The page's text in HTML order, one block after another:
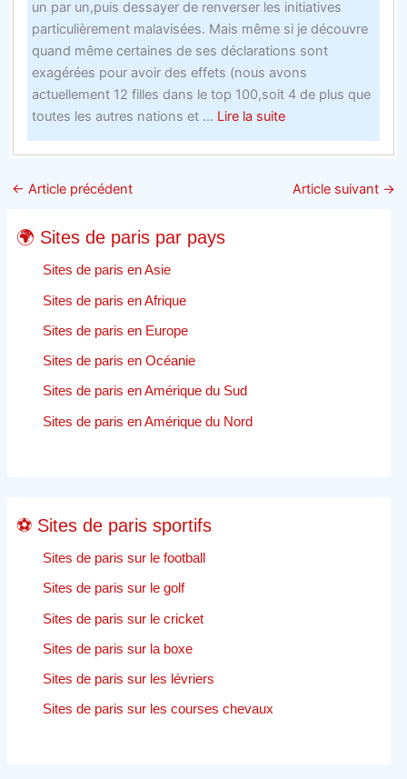
les
paris
gratuits
de
bookmakers
un par un,puis dessayer de renverser les initiatives
particulièrement malavisées. Mais même si je découvre
quand même certaines de ses déclarations sont
exagérées pour avoir des effets (nous avons
actuellement 12 filles dans le top 100,soit 4 de plus que
toutes les autres nations et ... Lire la suiteabout
La
fiabilité
est
← Article précédent Article suivant →
🌍 Sites de paris par pays
Sites de paris en Asie
Sites de paris en Afrique
Sites de paris en Europe
Sites de paris en Océanie
Sites de paris en Amérique du Sud
Sites de paris en Amérique du Nord
⚽ Sites de paris sportifs
Sites de paris sur le football
Sites de paris sur le golf
Sites de paris sur le cricket
Sites de paris sur la boxe
Sites de paris sur les lévriers
Sites de paris sur les courses chevaux